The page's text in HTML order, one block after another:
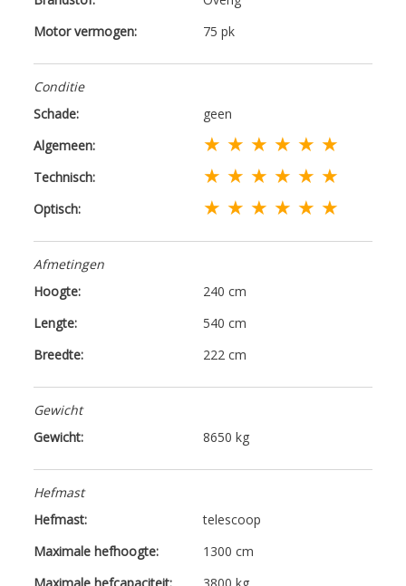
Motor vermogen:
75 pk
Conditie
Schade:
geen
Algemeen:
★ ★ ★ ★ ★ ★
Technisch: ★ ★ ★ ★ ★ ★
Optisch: ★ ★ ★ ★ ★ ★
Afmetingen
Hoogte:
240 cm
Lengte:
540 cm
Breedte:
222 cm
Gewicht
Gewicht:
8650 kg
Hefmast
Hefmast:
telescoop
Maximale hefhoogte:
1300 cm